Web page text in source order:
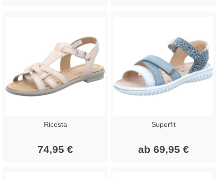
Ricosta
74,95 €
Superfit
ab 69,95 €